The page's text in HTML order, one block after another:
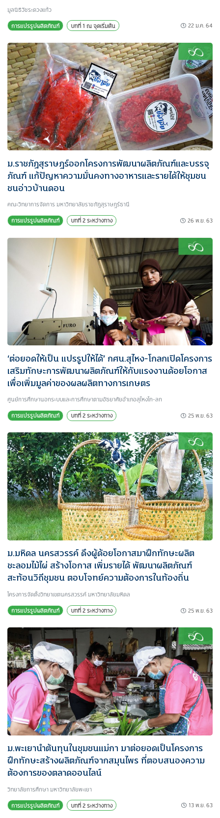
มูลนิธิวัชระดวงแก้ว
การแปรรูปผลิตภัณฑ์
บทที่ 1 ณ จุดเริ่มต้น 22 ม.ค. 64
ม.ราชภัฏสุราษฎร์ออกโครงการพัฒนาผลิตภัณฑ์และบรรจุ
ภัณฑ์ แก้ปัญหาความมั่นคงทางอาหารและรายได้ให้ชุมชน
ชนอ่าวบ้านดอน
คณะวิทยาการจัดการ มหาวิทยาลัยราชภัฏสุราษฎร์ธานี
การแปรรูปผลิตภัณฑ์
บทที่ 2 ระหว่างทาง 26 พ.ย. 63
‘ต่อยอดให้เป็น แปรรูปให้ได้’ กศน.สุไหง-โกลกเปิดโครงการ
เสริมทักษะการพัฒนาผลิตภัณฑ์ให้กับแรงงานด้อยโอกาส
เพื่อเพิ่มมูลค่าของผลผลิตทางการเกษตร
ศูนย์การศึกษานอกระบบและการศึกษาตามอัธยาศัยอำเภอสุไหงโก-ลก
การแปรรูปผลิตภัณฑ์
บทที่ 2 ระหว่างทาง 25 พ.ย. 63
ม.มหิดล นครสวรรค์ ดึงผู้ด้อยโอกาสมาฝึกทักษะผลิต
ชะลอมไม้ไผ่ สร้างโอกาส เพิ่มรายได้ พัฒนาผลิตภัณฑ์
สะท้อนวิถีชุมชน ตอบโจทย์ความต้องการในท้องถิ่น
โครงการจัดตั้งวิทยาเขตนครสวรรค์ มหาวิทยาลัยมหิดล
การแปรรูปผลิตภัณฑ์
บทที่ 2 ระหว่างทาง 25 พ.ย. 63
ม.พะเยานำต้นทุนในชุมชนแม่กา มาต่อยอดเป็นโครงการ
ฝึกทักษะสร้างผลิตภัณฑ์จากสมุนไพร ที่ตอบสนองความ
ต้องการของตลาดออนไลน์
วิทยาลัยการศึกษา มหาวิทยาลัยพะเยา
การแปรรูปผลิตภัณฑ์
บทที่ 2 ระหว่างทาง 13 พ.ย. 63